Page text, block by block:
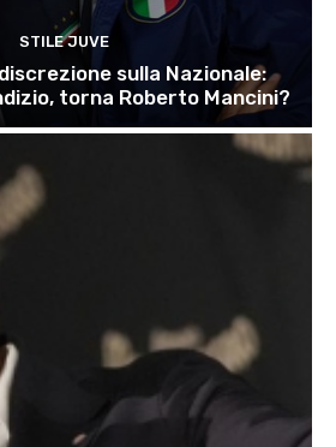
STILE JUVE
sulla Nazionale:
torna Roberto Mancini?